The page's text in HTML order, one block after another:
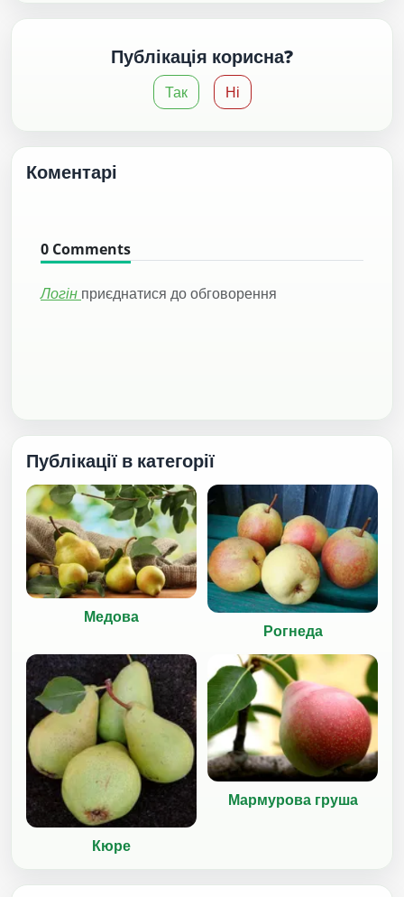
Публікація корисна?
Так Ні
Коментарі
0 Comments
Логін приєднатися до обговорення
Публікації в категорії
Медова
Рогнеда
Кюре
Мармурова груша